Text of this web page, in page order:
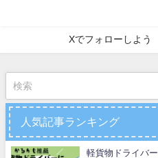
Xでフォローしよう
人気記事ランキング
軽貨物ドライバ